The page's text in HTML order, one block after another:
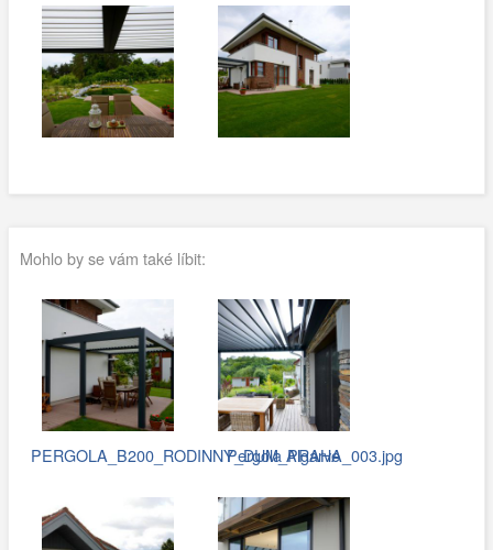
Mohlo by se vám také líbit:
PERGOLA_B200_RODINNY_DUM_PRAHA_003.jpg
Pergola Algarve